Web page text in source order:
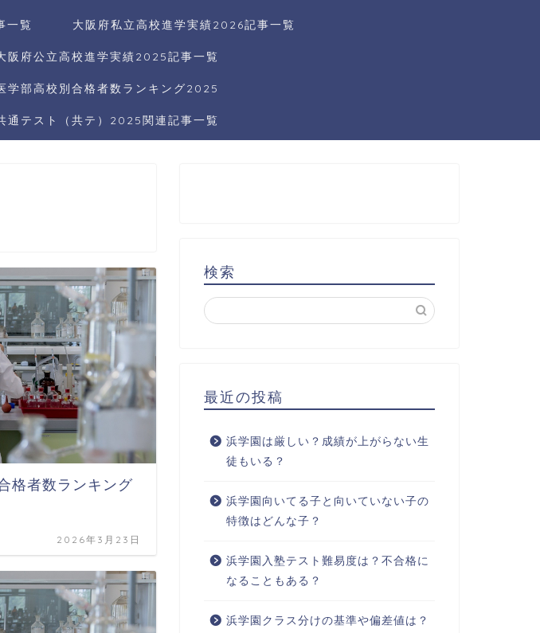
一覧 大阪府私立高校進学実績2026記事一覧
阪府公立高校進学実績2025記事一覧
学部高校別合格者数ランキング2025
通テスト（共テ）2025関連記事一覧
格者数ランキング
2026年3月23日
検索
最近の投稿
浜学園は厳しい？成績が上がらない生
徒もいる？
浜学園向いてる子と向いていない子の
特徴はどんな子？
浜学園入塾テスト難易度は？不合格に
なることもある？
浜学園クラス分けの基準や偏差値は？